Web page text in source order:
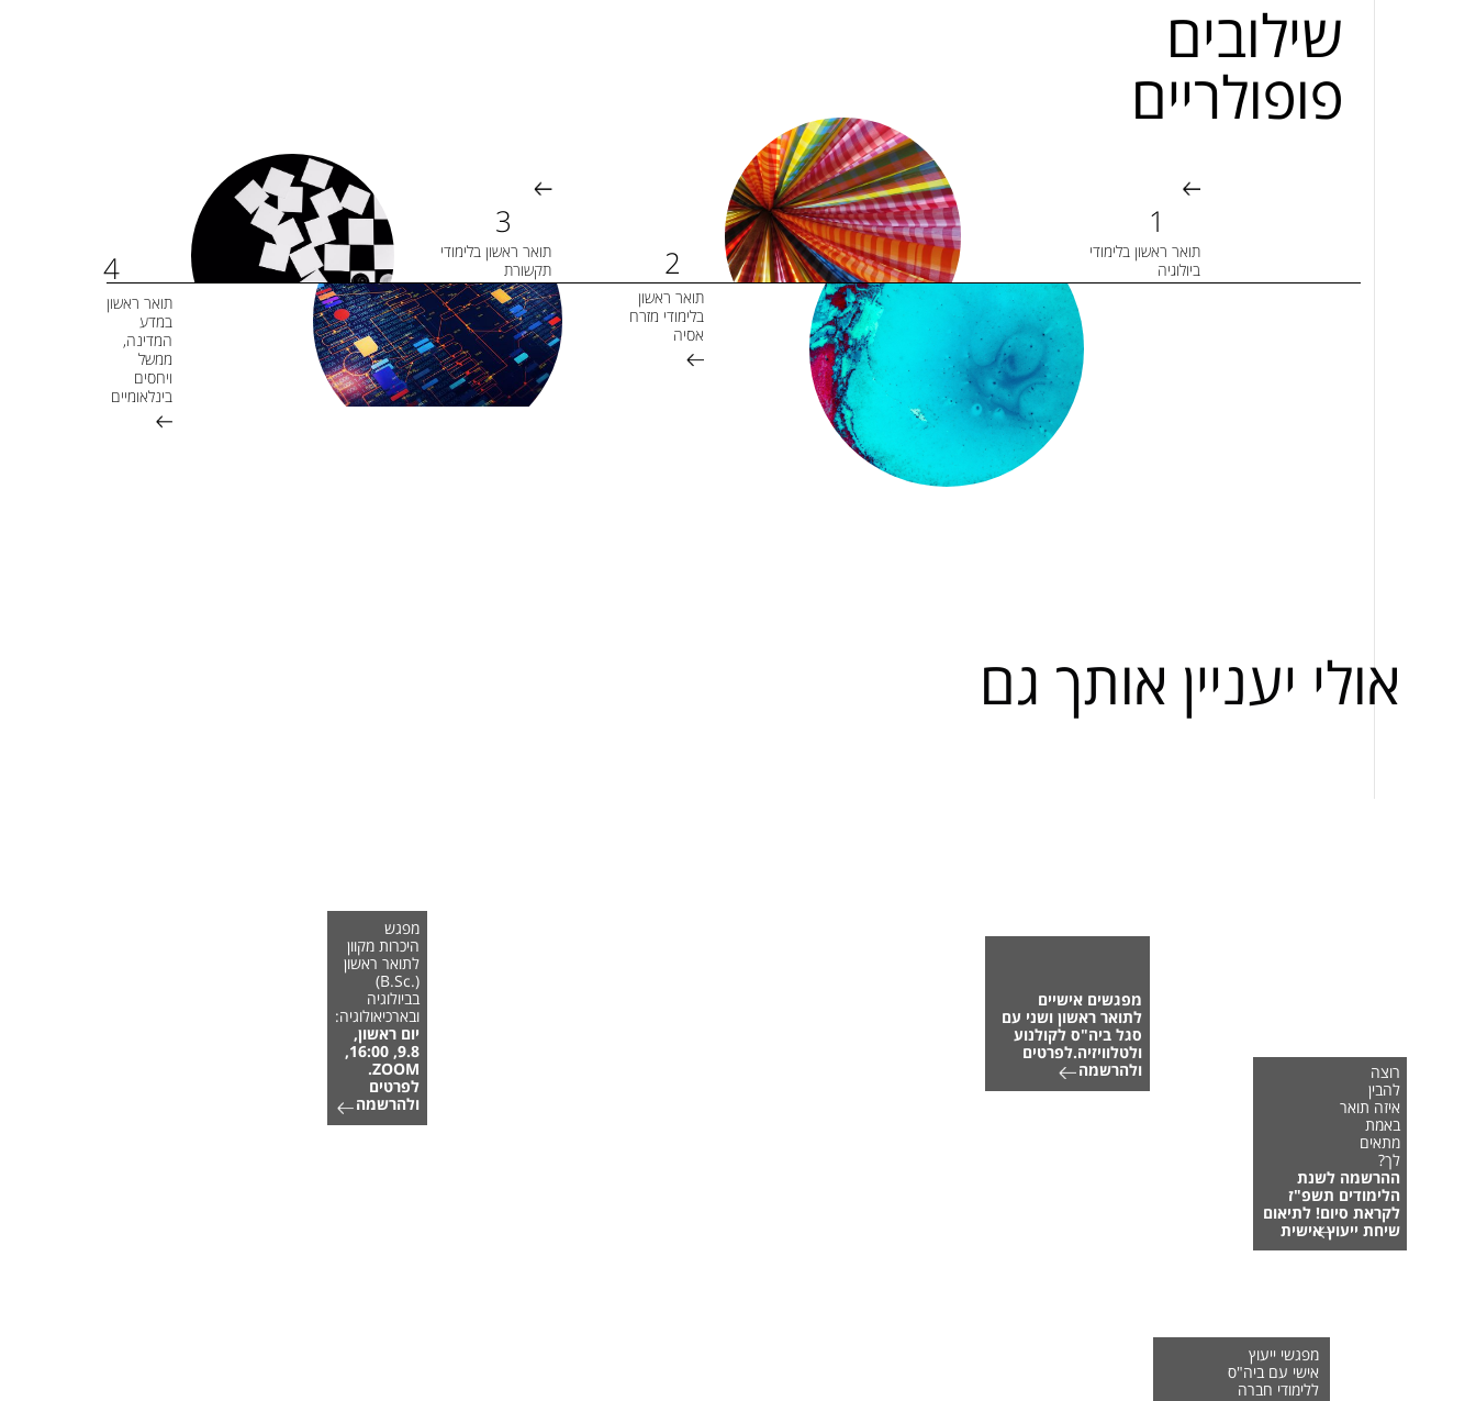
שילובים
פופולריים
תואר ראשון
בלימודי מזרח
אסיה
תואר ראשון
במדע
המדינה,
ממשל
ויחסים
בינלאומיים
תואר ראשון בלימודי
ביולוגיה
תואר ראשון בלימודי
תקשורת
אולי יעניין אותך גם
רוצה
להבין
איזה תואר
באמת
מתאים
לך?
ההרשמה לשנת
הלימודים תשפ"ז
לקראת סיום! לתיאום
שיחת ייעוץ אישית
מפגש
היכרות מקוון
לתואר ראשון
(.B.Sc)
בביולוגיה
ובארכיאולוגיה:
יום ראשון,
9.8, 16:00,
ZOOM.
לפרטים
ולהרשמה
מפגשים אישיים
לתואר ראשון ושני עם
סגל ביה"ס לקולנוע
ולטלוויזיה.לפרטים
ולהרשמה
מפגשי ייעוץ
אישי עם ביה"ס
ללימודי חברה